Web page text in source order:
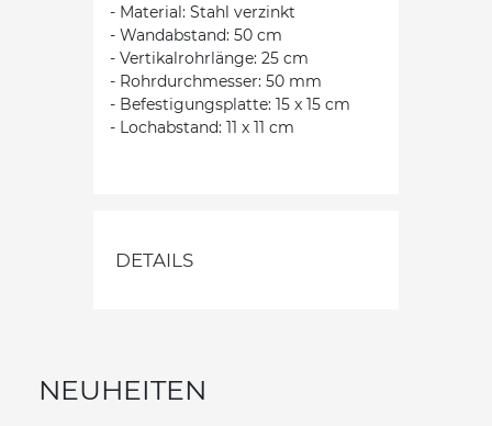
- Material: Stahl verzinkt
- Wandabstand: 50 cm
- Vertikalrohrlänge: 25 cm
- Rohrdurchmesser: 50 mm
- Befestigungsplatte: 15 x 15 cm
- Lochabstand: 11 x 11 cm
DETAILS
NEUHEITEN